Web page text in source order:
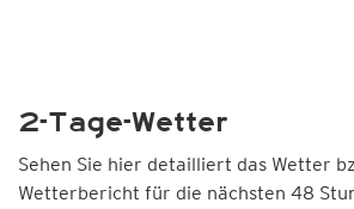
2-Tage-Wetter
Sehen Sie hier detailliert das Wetter
Wetterbericht für die nächsten 48